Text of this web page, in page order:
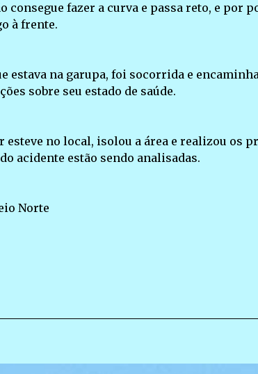
consegue fazer a curva e passa reto, e por
à frente.
estava na garupa, foi socorrida e
sobre seu estado de saúde.
no local, isolou a área e realizou os
acidente estão sendo analisadas.
Norte